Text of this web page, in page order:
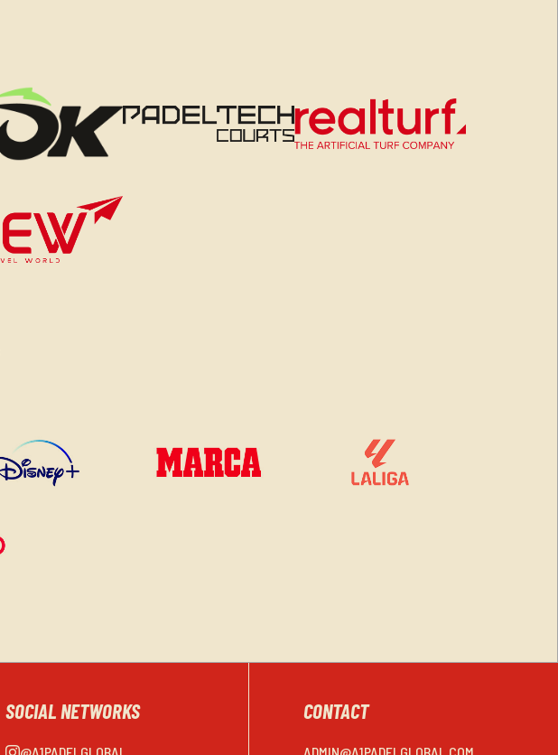
SOCIAL NETWORKS CONTACT